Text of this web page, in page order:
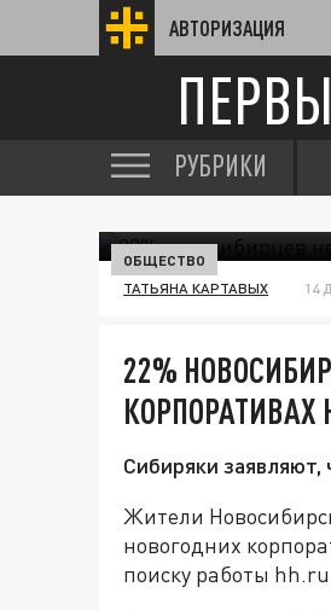
АВТОРИЗАЦИЯ
РУБРИКИ
ОБЩЕСТВО
ТАТЬЯНА КАРТАВЫХ 14
22%
КОРПОРАТИВАХ
Сибиряки заявляют,
Жители
новогодних
поиску работы